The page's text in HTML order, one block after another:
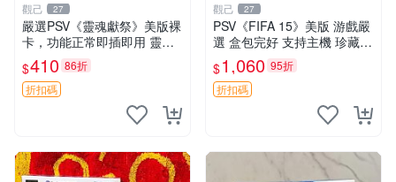
觀己 27
嚴選PSV《靈魂獻祭》美版裸
卡，功能正常即插即用 靈魂
獻祭 PSV 卡帶 主機兼容
$410 86折
折扣碼
觀己 27
PSV《FIFA 15》美版 游戲嚴
選 盒包完好 支持主機 珍藏推
薦 同城發貨 EA Sports 經典
游戲 PSV 主機適配 喜歡勿擾
$1,060 95折
折扣碼